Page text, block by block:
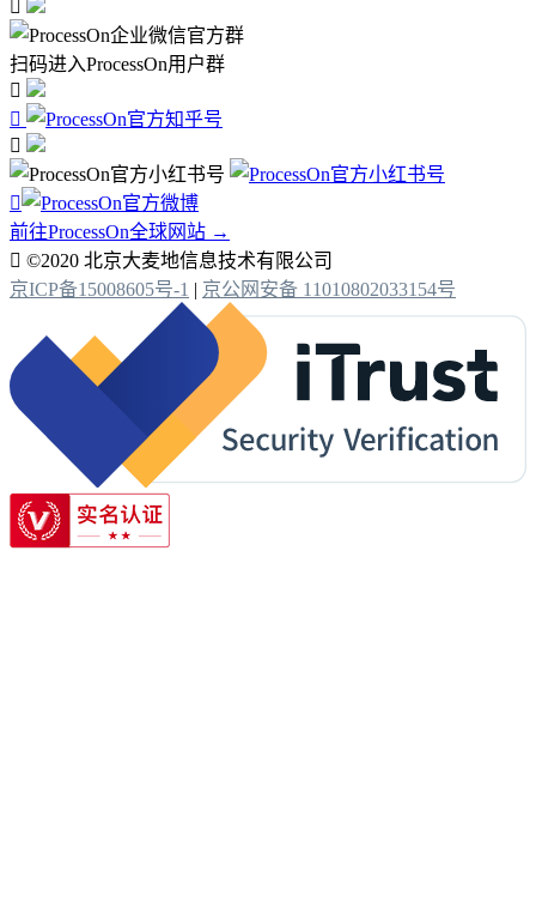

扫码进入ProcessOn用户群




前往ProcessOn全球网站 →
 ©2020 北京大麦地信息技术有限公司
京ICP备15008605号-1 | 京公网安备 11010802033154号